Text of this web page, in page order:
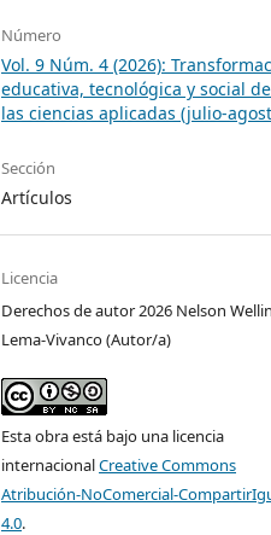
Número
Vol. 9 Núm. 4 (2026):
educativa, tecnológica y social
las ciencias aplicadas (julio-
Sección
Artículos
Licencia
Derechos de autor 2026 Nelson
Lema-Vivanco (Autor/a)
Esta obra está bajo una licencia
internacionalCreative Commons
Atribución-NoComercial-
4.0.